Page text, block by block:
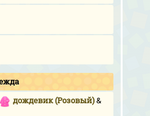
дождевик (Розовый)&